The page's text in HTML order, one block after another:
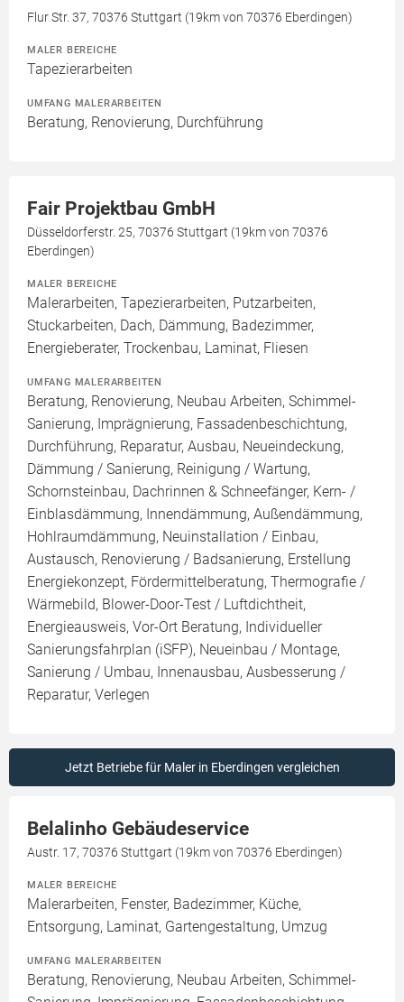
Flur Str. 37, 70376 Stuttgart (19km von 70376 Eberdingen)
MALER BEREICHE
Tapezierarbeiten
UMFANG MALERARBEITEN
Beratung, Renovierung, Durchführung
Fair Projektbau GmbH
Düsseldorferstr. 25, 70376 Stuttgart (19km von 70376
Eberdingen)
MALER BEREICHE
Malerarbeiten, Tapezierarbeiten, Putzarbeiten,
Stuckarbeiten, Dach, Dämmung, Badezimmer,
Energieberater, Trockenbau, Laminat, Fliesen
UMFANG MALERARBEITEN
Beratung, Renovierung, Neubau Arbeiten, Schimmel-
Sanierung, Imprägnierung, Fassadenbeschichtung,
Durchführung, Reparatur, Ausbau, Neueindeckung,
Dämmung / Sanierung, Reinigung / Wartung,
Schornsteinbau, Dachrinnen & Schneefänger, Kern- /
Einblasdämmung, Innendämmung, Außendämmung,
Hohlraumdämmung, Neuinstallation / Einbau,
Austausch, Renovierung / Badsanierung, Erstellung
Energiekonzept, Fördermittelberatung, Thermografie /
Wärmebild, Blower-Door-Test / Luftdichtheit,
Energieausweis, Vor-Ort Beratung, Individueller
Sanierungsfahrplan (iSFP), Neueinbau / Montage,
Sanierung / Umbau, Innenausbau, Ausbesserung /
Reparatur, Verlegen
Jetzt Betriebe für Maler in Eberdingen vergleichen
Belalinho Gebäudeservice
Austr. 17, 70376 Stuttgart (19km von 70376 Eberdingen)
MALER BEREICHE
Malerarbeiten, Fenster, Badezimmer, Küche,
Entsorgung, Laminat, Gartengestaltung, Umzug
UMFANG MALERARBEITEN
Beratung, Renovierung, Neubau Arbeiten, Schimmel-